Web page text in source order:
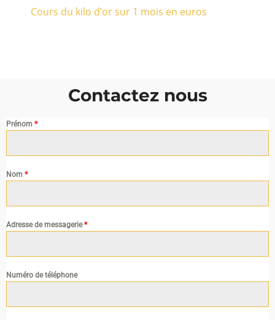
Cours du kilo d’or sur 1 mois en euros
Contactez nous
Prénom *
Nom *
Adresse de messagerie*
Numéro de téléphone